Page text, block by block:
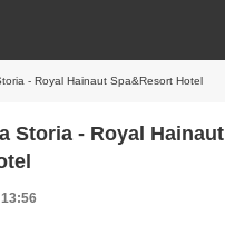
- Royal Hainaut Spa&Resort Hotel
Storia - Royal Hainaut